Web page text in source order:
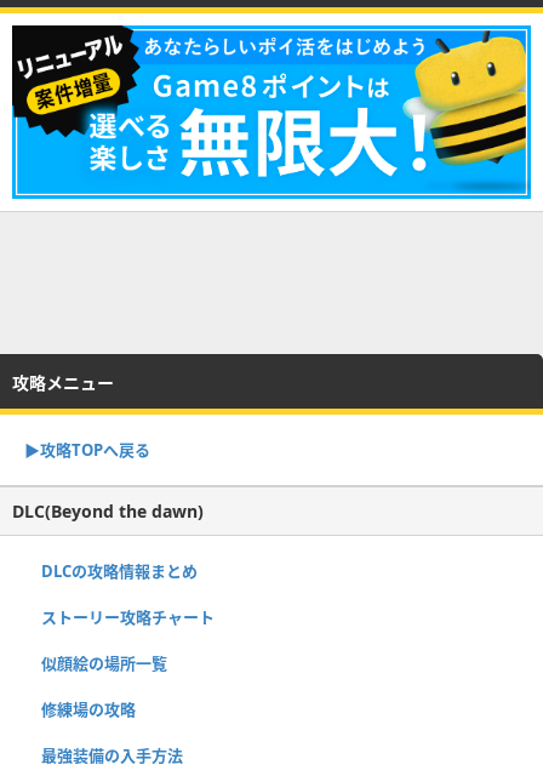
攻略メニュー
▶︎攻略TOPへ戻る
DLC(Beyond the dawn)
DLCの攻略情報まとめ
ストーリー攻略チャート
似顔絵の場所一覧
修練場の攻略
最強装備の入手方法